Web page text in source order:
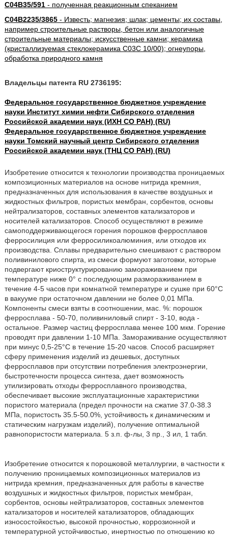
C04B35/591- полученная реакционным спеканием
C04B2235/3865- Известь; магнезия; шлак; цементы; их составы,
например строительные растворы, бетон или аналогичные
строительные материалы; искусственные камни; керамика
(кристаллизуемая стеклокерамика C03C 10/00); огнеупоры,
обработка природного камня
Владельцы патента RU 2736195:
Федеральное государственное бюджетное учреждение
науки Институт химии нефти Сибирского отделения
Российской академии наук (ИХН СО РАН) (RU)
Федеральное государственное бюджетное учреждение
науки Томский научный центр Сибирского отделения
Российской академии наук (ТНЦ СО РАН) (RU)
Изобретение относится к технологии производства проницаемых
композиционных материалов на основе нитрида кремния,
предназначенных для использования в качестве воздушных и
жидкостных фильтров, пористых мембран, сорбентов, основы
нейтрализаторов, составных элементов катализаторов и
носителей катализаторов. Способ осуществляют в режиме
самоподдерживающегося горения порошков ферросплавов
ферросилиция или ферросиликоалюминия, или отходов их
производства. Сплавы предварительно смешивают с раствором
поливинилового спирта, из смеси формуют заготовки, которые
подвергают криоструктурированию замораживанием при
температуре ниже 0° с последующим размораживанием в
течение 4-5 часов при комнатной температуре и сушке при 60°С
в вакууме при остаточном давлении не более 0,01 МПа.
Компоненты смеси взяты в соотношении, мас. %: порошок
ферросплава - 50-70, поливиниловый спирт - 3-10, вода -
остальное. Размер частиц ферросплава менее 100 мкм. Горение
проводят при давлении 1-10 МПа. Замораживание осуществляют
при минус 0,5-25°С в течение 15-20 часов. Способ расширяет
сферу применения изделий из дешевых, доступных
ферросплавов при отсутствии потребления электроэнергии,
быстротечности процесса синтеза, дает возможность
утилизировать отходы ферросплавного производства,
обеспечивает высокие эксплуатационные характеристики
пористого материала (предел прочности на сжатие 37.0-38.3
МПа, пористость 35.5-50.0%, устойчивость к динамическим и
статическим нагрузкам изделий), получение оптимальной
равнопористости материала. 5 з.п. ф-лы, 3 пр., 3 ил, 1 табл.
Изобретение относится к порошковой металлургии, в частности к
получению проницаемых композиционных материалов из
нитрида кремния, предназначенных для работы в качестве
воздушных и жидкостных фильтров, пористых мембран,
сорбентов, основы нейтрализаторов, составных элементов
катализаторов и носителей катализаторов, обладающих
износостойкостью, высокой прочностью, коррозионной и
температурной устойчивостью, инертностью по отношению ко